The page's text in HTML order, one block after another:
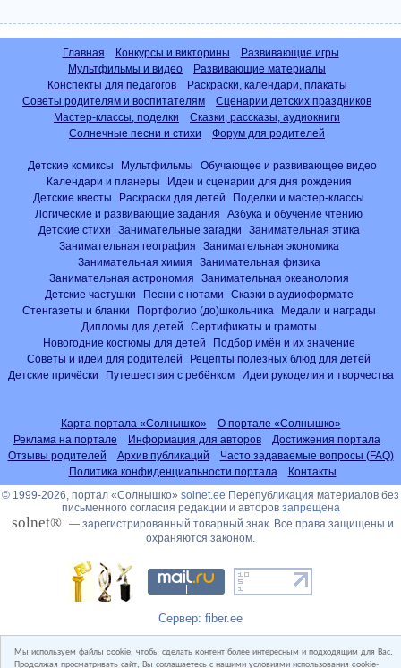
Мы используем файлы cookie, чтобы сделать контент более интересным и подходящим для Вас.
Продолжая просматривать сайт, Вы соглашаетесь с нашими условиями использования cookie-
Главная Конкурсы и викторины
Развивающие игры
Мультфильмы и видео
Развивающие материалы
Конспекты для педагогов
Раскраски, календари, плакаты
Советы родителям и воспитателям
Сценарии детских праздников
Мастер-классы, поделки
Сказки, рассказы, аудиокниги
Солнечные песни и стихи
Форум для родителей
Детские комиксы Мультфильмы
Обучающее и развивающее видео
Календари и планеры
Идеи и сценарии для дня рождения
Детские квесты
Раскраски для детей
Поделки и мастер-классы
Логические и развивающие задания
Азбука и обучение чтению
Детские стихи
Занимательные загадки
Занимательная этика
Занимательная география
Занимательная экономика
Занимательная химия
Занимательная физика
Занимательная астрономия
Занимательная океанология
Детские частушки
Песни с нотами
Сказки в аудиоформате
Стенгазеты и бланки
Портфолио (до)школьника
Медали и награды
Дипломы для детей
Сертификаты и грамоты
Новогодние костюмы для детей
Подбор имён и их значение
Советы и идеи для родителей
Рецепты полезных блюд для детей
Детские причёски
Путешествия с ребёнком Идеи рукоделия и творчества
Карта портала «Солнышко»
О портале «Солнышко»
Реклама на портале
Информация для авторов
Достижения портала
Отзывы родителей
Архив публикаций
Часто задаваемые вопросы (FAQ)
Политика конфиденциальности портала
Контакты
© 1999-2026, портал «Солнышко» solnet.ee Перепубликация материалов без
письменного согласия редакции и авторов запрещена
solnet® — зарегистрированный товарный знак. Все права защищены и
охраняются законом.
Сервер: fiber.ee